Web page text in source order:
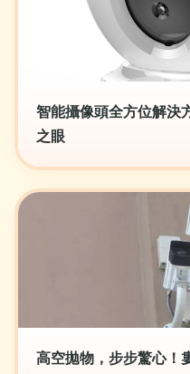
智能攝像頭全方位解決
之眼
高空拋物，步步驚心！